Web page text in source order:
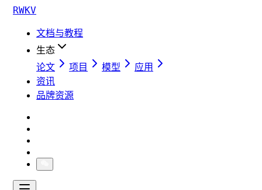
RWKV
文档与教程
生态
论文
项目 模型
应用
资讯
品牌资源